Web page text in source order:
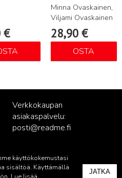
€
Minna Ovaskainen,
Viljami Ovaskainen
28,90 €
OSTA
Verkkokaupan
asiakaspalvelu:
posti@readme.fi
käyttökokemustasi
sisältöä. Käyttämällä
JATKA